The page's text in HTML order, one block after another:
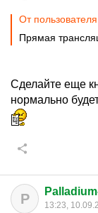
От пользователя
Прямая
Сделайте еще
нормально
P 13:23,